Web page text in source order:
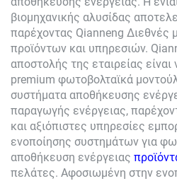
βιομηχανικής αλυσίδας
παρέχοντας Qianneng Διεθνές
προϊόντων και υπηρεσιών.
αποστολής της εταιρείας
premium φωτοβολταϊκά
συστήματα αποθήκευσης
παραγωγής ενέργειας,
και αξιόπιστες υπηρεσίες
ενοποίησης συστημάτων για
αποθήκευση ενέργειας
πελάτες. Αφοσιωμένη στην